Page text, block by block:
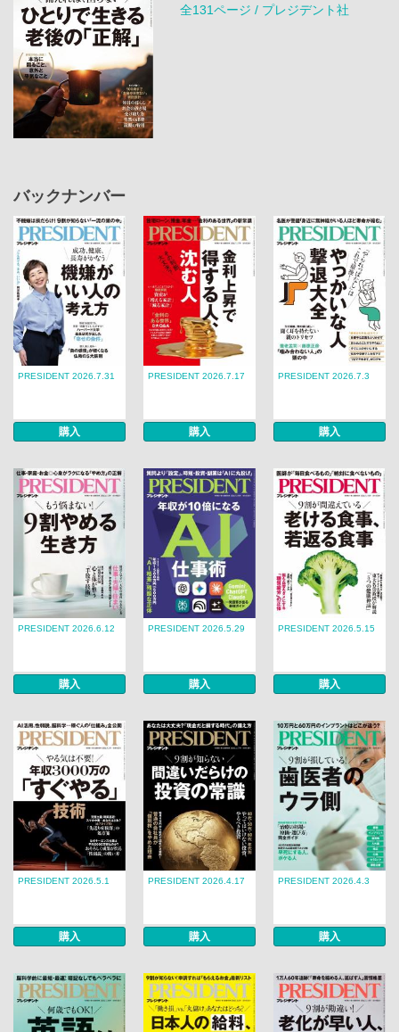
全131ページ / プレジデント社
バックナンバー
PRESIDENT 2026.7.31
購入
PRESIDENT 2026.7.17
購入
PRESIDENT 2026.7.3
購入
PRESIDENT 2026.6.12
購入
PRESIDENT 2026.5.29
購入
PRESIDENT 2026.5.15
購入
PRESIDENT 2026.5.1
購入
PRESIDENT 2026.4.17
購入
PRESIDENT 2026.4.3
購入